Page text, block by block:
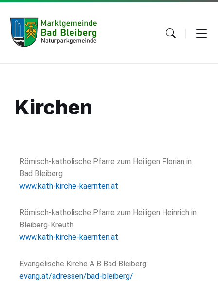
Kirchen
Römisch-katholische Pfarre zum Heiligen Florian in
Bad Bleiberg
www.kath-kirche-kaernten.at
Römisch-katholische Pfarre zum Heiligen Heinrich in
Bleiberg-Kreuth
www.kath-kirche-kaernten.at
Evangelische Kirche A B Bad Bleiberg
evang.at/adressen/bad-bleiberg/